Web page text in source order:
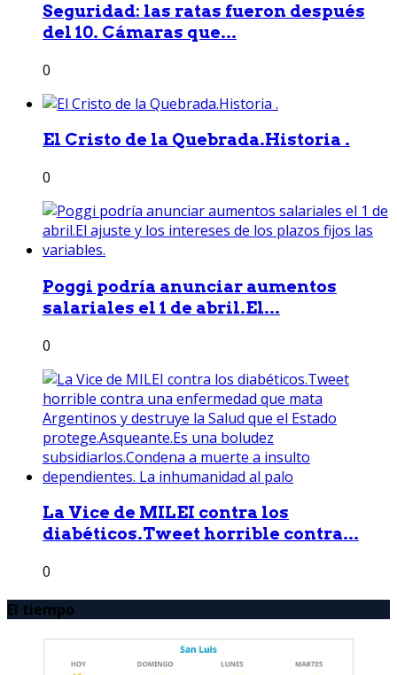
Seguridad: las ratas fueron después
del 10. Cámaras que...
0
El Cristo de la Quebrada.Historia .
0
Poggi podría anunciar aumentos
salariales el 1 de abril.El...
0
La Vice de MILEI contra los
diabéticos.Tweet horrible contra...
0
El tiempo